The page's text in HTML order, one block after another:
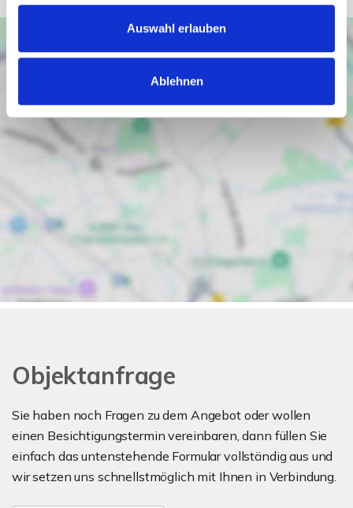
Auswahl erlauben
Ablehnen
Objektanfrage
Sie haben noch Fragen zu dem Angebot oder wollen
einen Besichtigungstermin vereinbaren, dann füllen Sie
einfach das untenstehende Formular vollständig aus und
wir setzen uns schnellstmöglich mit Ihnen in Verbindung.